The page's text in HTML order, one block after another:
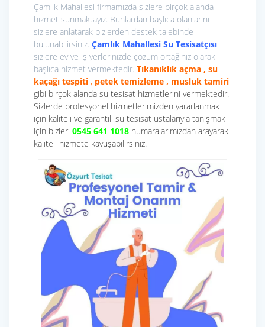
Çamlık Mahallesi firmamızda sizlere birçok alanda
hizmet sunmaktayız. Bunlardan başlıca olanlarını
sizlere anlatarak bizlerden destek talebinde
bulunabilirsiniz. Çamlık Mahallesi Su Tesisatçısı
sizlere ev ve iş yerlerinizde çözüm ortağınız olarak
başlıca hizmet vermektedir. Tıkanıklık açma , su
kaçağı tespiti , petek temizleme , musluk tamiri
gibi birçok alanda su tesisat hizmetlerini vermektedir.
Sizlerde profesyonel hizmetlerimizden yararlanmak
için kaliteli ve garantili su tesisat ustalarıyla tanışmak
için bizleri 0545 641 1018 numaralarımızdan arayarak
kaliteli hizmete kavuşabilirsiniz.